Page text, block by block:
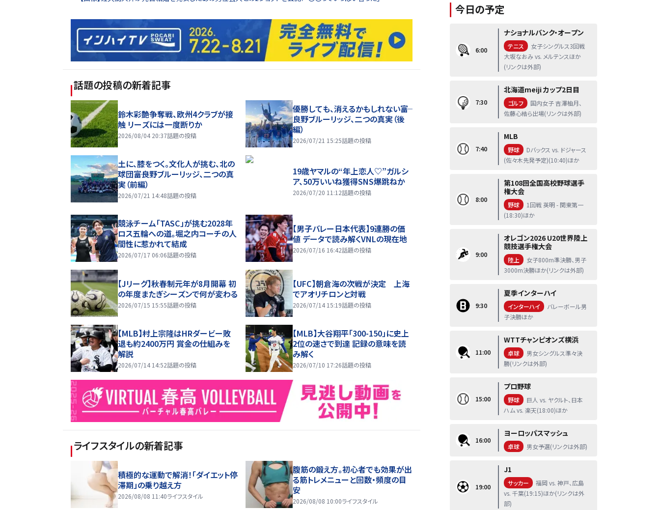
話題の投稿の新着記事
鈴木彩艶争奪戦、欧州4クラブが接
触 リーズには一度断りか
2026/08/04 20:37話題の投稿
優勝しても、消えるかもしれない――富
良野ブルーリッジ、二つの真実（後
編）
2026/07/21 15:25話題の投稿
土に、膝をつく。文化人が挑む、北の
球団――富良野ブルーリッジ、二つの真
実（前編）
2026/07/21 14:48話題の投稿
19歳ヤマルの“年上恋人♡”ガルシ
ア、50万いいね獲得SNS爆跳ねか
2026/07/20 11:12話題の投稿
競泳チーム「TASC」が挑む2028年
ロス五輪への道。堀之内コーチの人
間性に惹かれて結成
2026/07/17 06:06話題の投稿
【男子バレー日本代表】9連勝の価
値 データで読み解くVNLの現在地
2026/07/16 16:42話題の投稿
【Jリーグ】秋春制元年が8月開幕 初
の年度またぎシーズンで何が変わる
2026/07/15 15:55話題の投稿
【UFC】朝倉海の次戦が決定 上海
でアオリチロンと対戦
2026/07/14 15:19話題の投稿
【MLB】村上宗隆はHRダービー敗
退も約2400万円 賞金の仕組みを
解説
2026/07/14 14:52話題の投稿
【MLB】大谷翔平「300-150」に史上
2位の速さで到達 記録の意味を読
み解く
2026/07/10 17:26話題の投稿
ライフスタイルの新着記事
積極的な運動で解消！「ダイエット停
滞期」の乗り越え方
2026/08/08 11:40ライフスタイル
腹筋の鍛え方。初心者でも効果が出
る筋トレメニューと回数・頻度の目
安
2026/08/08 10:00ライフスタイル
今日の予定
6:00
ナショナルバンク・オープン
テニス
女子シングルス3回戦
大坂なおみ vs. メルテンスほか
(リンクは外部)
7:30
北海道meiji カップ2日目
ゴルフ
国内女子 吉澤柚月、
佐藤心結ら出場(リンクは外部)
7:40
MLB
野球
Dバックス vs. ドジャース
(佐々木先発予定)(10:40)ほか
8:00
第108回全国高校野球選手
権大会
野球
1回戦 英明 - 関東第一
(18:30)ほか
9:00
オレゴン2026 U20世界陸上
競技選手権大会
陸上
女子800m準決勝、男子
3000m決勝ほか(リンクは外部)
9:30
夏季インターハイ
インターハイ
バレーボール男
子決勝ほか
11:00
WTTチャンピオンズ横浜
卓球
男女シングルス準々決
勝(リンクは外部)
15:00
プロ野球
野球
巨人 vs. ヤクルト、日本
ハム vs. 楽天(18:00)ほか
16:00
ヨーロッパスマッシュ
卓球 男女予選(リンクは外部)
19:00
J1
サッカー
福岡 vs. 神戸、広島
vs. 千葉(19:15)ほか(リンクは外
部)